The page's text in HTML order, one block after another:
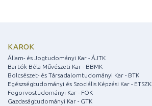
KAROK
Állam- és Jogtudományi Kar - ÁJTK
Bartók Béla Művészeti Kar - BBMK
Bölcsészet- és Társadalomtudományi Kar - BTK
Egészségtudományi és Szociális Képzési Kar - ETSZK
Fogorvostudományi Kar - FOK
Gazdaságtudományi Kar - GTK